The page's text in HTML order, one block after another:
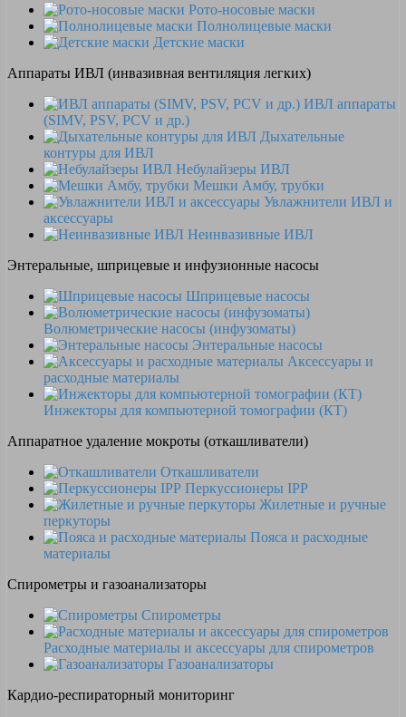
Рото-носовые маски
Полнолицевые маски
Детские маски
Аппараты ИВЛ (инвазивная вентиляция легких)
ИВЛ аппараты
(SIMV, PSV, PCV и др.)
Дыхательные
контуры для ИВЛ
Небулайзеры ИВЛ
Мешки Амбу, трубки
Увлажнители ИВЛ и
аксессуары
Неинвазивные ИВЛ
Энтеральные, шприцевые и инфузионные насосы
Шприцевые насосы
Волюметрические насосы (инфузоматы)
Энтеральные насосы
Аксессуары и
расходные материалы
Инжекторы для компьютерной томографии (КТ)
Аппаратное удаление мокроты (откашливатели)
Откашливатели
Перкуссионеры IPP
Жилетные и ручные
перкуторы
Пояса и расходные
материалы
Спирометры и газоанализаторы
Спирометры
Расходные материалы и аксессуары для спирометров
Газоанализаторы
Кардио-респираторный мониторинг